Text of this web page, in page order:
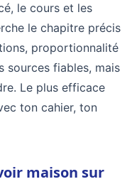
le cours et les
le chapitre précis
proportionnalité
sources fiables, mais
Le plus efficace
ton cahier, ton
maison sur